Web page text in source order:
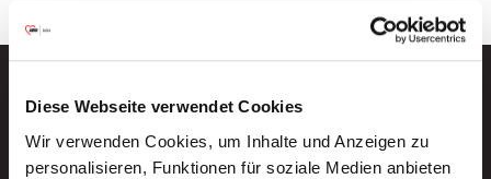
Diese Webseite verwendet Cookies
Wir verwenden Cookies, um Inhalte und Anzeigen zu
personalisieren, Funktionen für soziale Medien anbieten
Neue Stellen per E-Mail.